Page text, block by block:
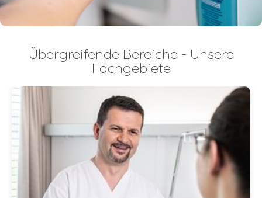
Übergreifende Bereiche - Unsere
Fachgebiete